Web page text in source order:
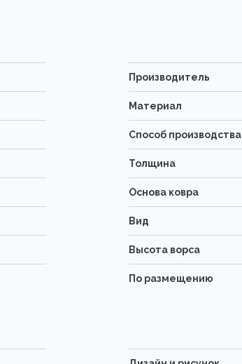
Производитель
Материал
Способ производства
Толщина
Основа ковра
Вид
Высота ворса
По размещению